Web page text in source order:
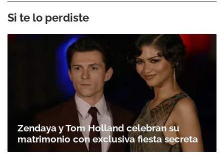
Si te lo perdiste
Zendaya y Tom Holland celebran su
matrimonio con exclusiva fiesta secreta